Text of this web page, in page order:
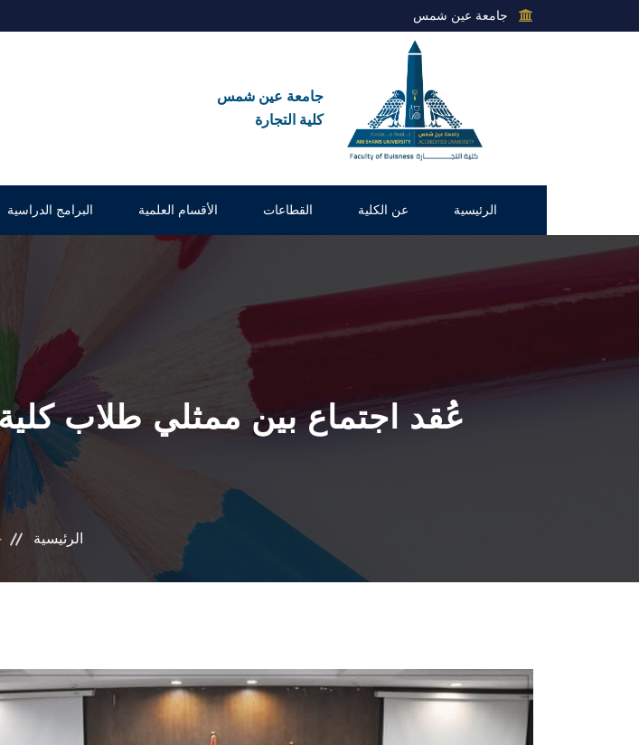
جامعة عين شمس
جامعة عين شمس
كلية التجارة
الرئيسية عن الكلية القطاعات الأقسام العلمية البرامج الدراسية
عُقد اجتماع بين ممثلي طلاب
الرئيسية